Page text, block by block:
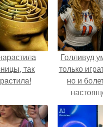
так
Голливуд
только
но и